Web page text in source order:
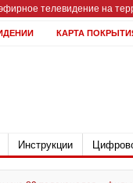
телевидение на
КАРТА
Инструкции